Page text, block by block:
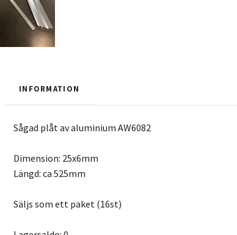
INFORMATION
Sågad plåt av aluminium AW6082
Dimension: 25x6mm
Längd: ca 525mm
Säljs som ett paket (16st)